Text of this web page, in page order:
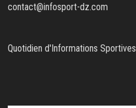
contact@infosport-dz.com
Quotidien d'Informations Sportives